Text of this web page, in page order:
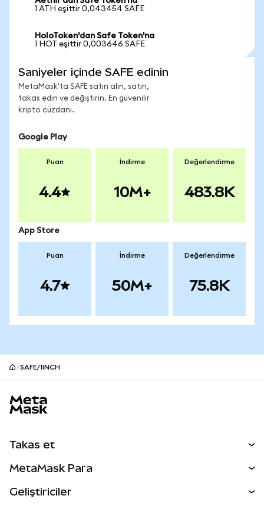
1 ATH eşittir 0,043454 SAFE
HoloToken'dan Safe Token'na
1 HOT eşittir 0,003646 SAFE
Saniyeler içinde SAFE edinin
MetaMask'ta SAFE satın alın, satın,
takas edin ve değiştirin. En güvenilir
kripto cüzdanı.
Google Play
Puan
4.4
İndirme
10M+
Değerlendirme
483.8K
App Store
Puan
4.7
İndirme
50M+
Değerlendirme
75.8K
SAFE/1INCH
Takas et
Perps
MetaMask Para
Geliştiriciler